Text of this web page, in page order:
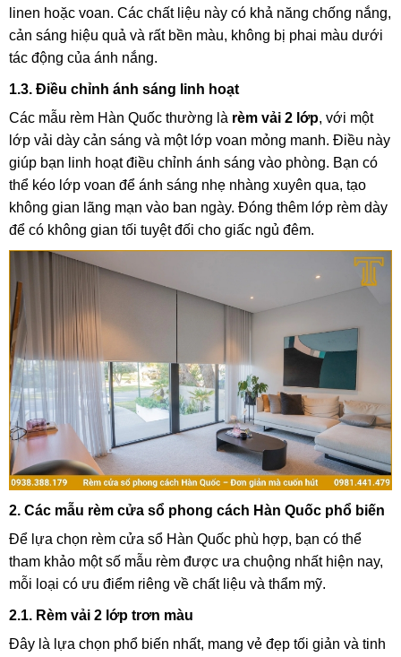
linen hoặc voan. Các chất liệu này có khả năng chống nắng,
cản sáng hiệu quả và rất bền màu, không bị phai màu dưới
tác động của ánh nắng.
1.3. Điều chỉnh ánh sáng linh hoạt
Các mẫu rèm Hàn Quốc thường là rèm vải 2 lớp, với một
lớp vải dày cản sáng và một lớp voan mỏng manh. Điều này
giúp bạn linh hoạt điều chỉnh ánh sáng vào phòng. Bạn có
thể kéo lớp voan để ánh sáng nhẹ nhàng xuyên qua, tạo
không gian lãng mạn vào ban ngày. Đóng thêm lớp rèm dày
để có không gian tối tuyệt đối cho giấc ngủ đêm.
2. Các mẫu rèm cửa sổ phong cách Hàn Quốc phổ biến
Để lựa chọn rèm cửa sổ Hàn Quốc phù hợp, bạn có thể
tham khảo một số mẫu rèm được ưa chuộng nhất hiện nay,
mỗi loại có ưu điểm riêng về chất liệu và thẩm mỹ.
2.1. Rèm vải 2 lớp trơn màu
Đây là lựa chọn phổ biến nhất, mang vẻ đẹp tối giản và tinh